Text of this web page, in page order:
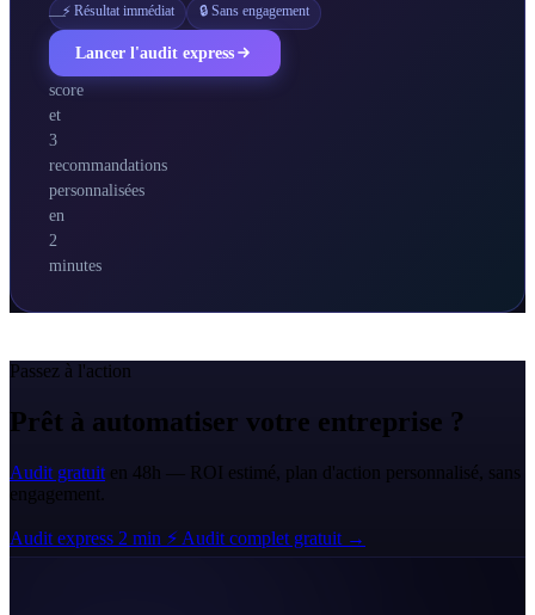
—
obtenez
votre
score
et
3
recommandations
personnalisées
en
2
minutes
⚡ Résultat immédiat 🔒 Sans engagement
Lancer l'audit express
Passez à l'action
Prêt à automatiser votre entreprise ?
Audit gratuit en 48h — ROI estimé, plan d'action personnalisé, sans
engagement.
Audit express 2 min ⚡ Audit complet gratuit →